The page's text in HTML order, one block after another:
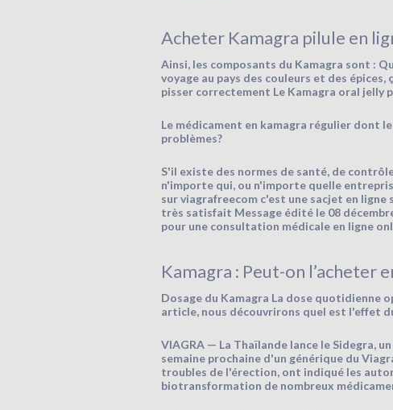
Acheter Kamagra pilule en
Ainsi, les composants du Kamagra sont :
voyage au pays des couleurs et des
pisser correctement Le Kamagra oral jelly
Le médicament en kamagra régulier dont
problèmes?
S'il existe des normes de santé, de
n'importe qui, ou n'importe quelle
sur viagrafreecom c'est une sacjet en
très satisfait Message édité le 08
pour une consultation médicale en ligne
Kamagra : Peut-on l’acheter
Dosage du Kamagra La dose quotidienne
article, nous découvrirons quel est l'effet
VIAGRA — La Thaïlande lance le Sidegra,
semaine prochaine d'un générique du
troubles de l'érection, ont indiqué les
biotransformation de nombreux